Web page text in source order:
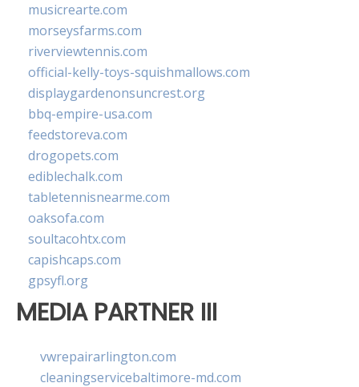
musicrearte.com
morseysfarms.com
riverviewtennis.com
official-kelly-toys-squishmallows.com
displaygardenonsuncrest.org
bbq-empire-usa.com
feedstoreva.com
drogopets.com
ediblechalk.com
tabletennisnearme.com
oaksofa.com
soultacohtx.com
capishcaps.com
gpsyfl.org
MEDIA PARTNER III
vwrepairarlington.com
cleaningservicebaltimore-md.com